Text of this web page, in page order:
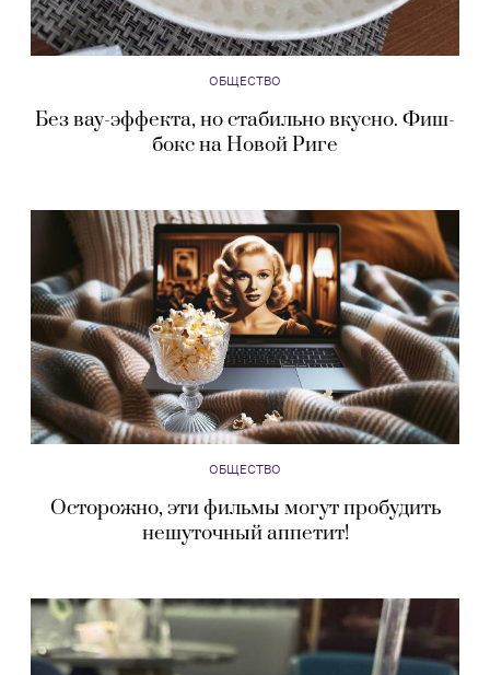
ОБЩЕСТВО
Без вау-эффекта, но стабильно вкусно. Фиш-
бокс на Новой Риге
ОБЩЕСТВО
Осторожно, эти фильмы могут пробудить
нешуточный аппетит!